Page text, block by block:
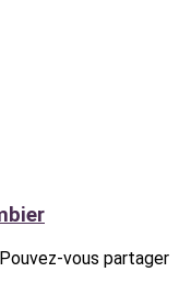
vous partager